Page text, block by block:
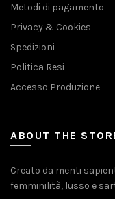
Metodi di pagamento
Privacy & Cookies
Spedizioni
Politica Resi
Accesso Produzione
ABOUT THE
Creato da menti
femminilità, lusso e